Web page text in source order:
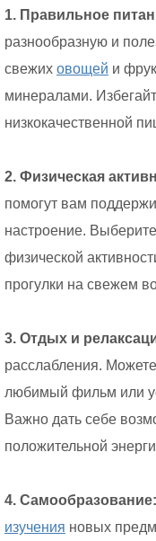
1. Правильное
разнообразную и
свежих овощей и
минералами.
низкокачественной
2. Физическая
помогут вам
настроение.
физической
прогулки на свежем
3. Отдых и
расслабления. Можете
любимый фильм или
Важно дать себе
положительной
4. Самообразование:
изучения новых